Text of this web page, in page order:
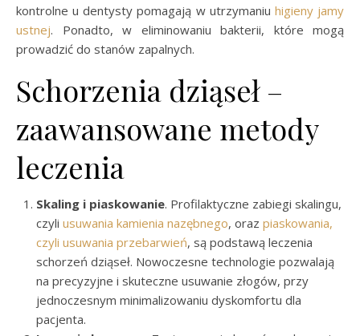
kontrolne u dentysty pomagają w utrzymaniu higieny jamy
ustnej. Ponadto, w eliminowaniu bakterii, które mogą
prowadzić do stanów zapalnych.
Schorzenia dziąseł –
zaawansowane metody
leczenia
Skaling i piaskowanie. Profilaktyczne zabiegi skalingu,
czyli usuwania kamienia nazębnego, oraz piaskowania,
czyli usuwania przebarwień, są podstawą leczenia
schorzeń dziąseł. Nowoczesne technologie pozwalają
na precyzyjne i skuteczne usuwanie złogów, przy
jednoczesnym minimalizowaniu dyskomfortu dla
pacjenta.